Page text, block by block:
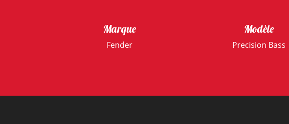
Marque
Fender
Modèle
Precision Bass